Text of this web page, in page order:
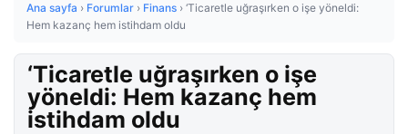
Ana sayfa › Forumlar › Finans › ‘Ticaretle uğraşırken o işe yöneldi:
Hem kazanç hem istihdam oldu
‘Ticaretle uğraşırken o işe
yöneldi: Hem kazanç hem
istihdam oldu